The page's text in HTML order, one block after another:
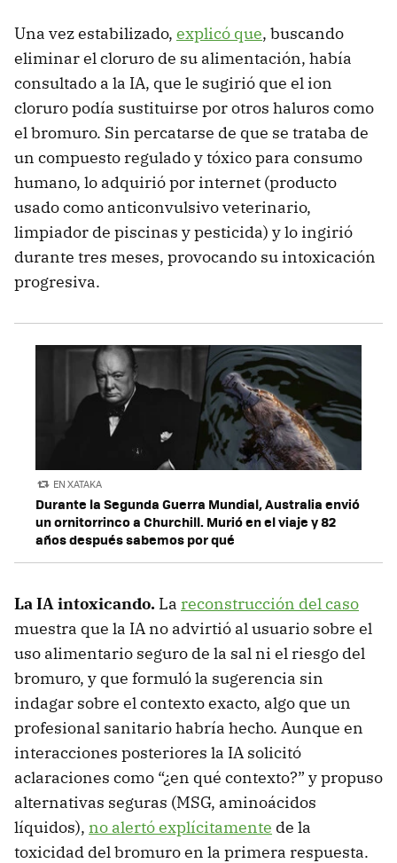
Una vez estabilizado, explicó que, buscando
eliminar el cloruro de su alimentación, había
consultado a la IA, que le sugirió que el ion
cloruro podía sustituirse por otros haluros como
el bromuro. Sin percatarse de que se trataba de
un compuesto regulado y tóxico para consumo
humano, lo adquirió por internet (producto
usado como anticonvulsivo veterinario,
limpiador de piscinas y pesticida) y lo ingirió
durante tres meses, provocando su intoxicación
progresiva.
EN XATAKA
Durante la Segunda Guerra Mundial, Australia envió
un ornitorrinco a Churchill. Murió en el viaje y 82
años después sabemos por qué
La IA intoxicando. La reconstrucción del caso
muestra que la IA no advirtió al usuario sobre el
uso alimentario seguro de la sal ni el riesgo del
bromuro, y que formuló la sugerencia sin
indagar sobre el contexto exacto, algo que un
profesional sanitario habría hecho. Aunque en
interacciones posteriores la IA solicitó
aclaraciones como “¿en qué contexto?” y propuso
alternativas seguras (MSG, aminoácidos
líquidos), no alertó explícitamente de la
toxicidad del bromuro en la primera respuesta.